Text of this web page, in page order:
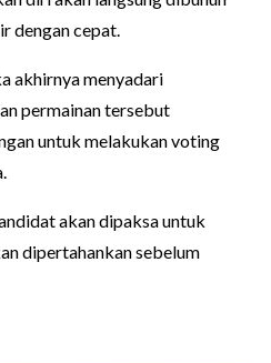
dengan cepat.
akhirnya menyadari
permainan tersebut
untuk melakukan voting
akan dipaksa untuk
dipertahankan sebelum